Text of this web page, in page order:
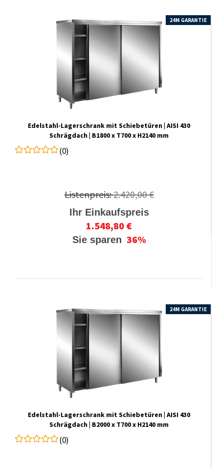
24M GARANTIE
Edelstahl-​​Lagerschrank mit Schiebetüren | AISI 430
Schrägdach | B1800 x T700 x H2140 mm
(0)
Listenpreis:2.420,00 €
Ihr Einkaufspreis
1.548,80 €
Sie sparen 36%
24M GARANTIE
Edelstahl-​​Lagerschrank mit Schiebetüren | AISI 430
Schrägdach | B2000 x T700 x H2140 mm
(0)